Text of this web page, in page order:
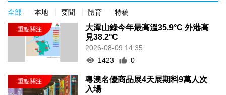
全部 本地 要聞 體育 特稿
大潭山錄今年最高溫35.9°C 外港高
見38.2°C
2026-08-09 14:35
1423
0
粵澳名優商品展4天展期料9萬人次
入場